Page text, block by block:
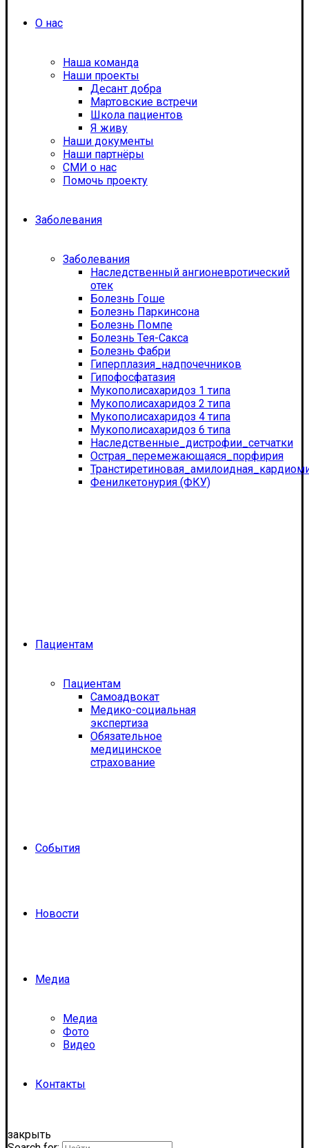
О нас
Наша команда
Наши проекты
Десант добра
Мартовские встречи
Школа пациентов
Я живу
Наши документы
Наши партнёры
СМИ о нас
Помочь проекту
Заболевания
Заболевания
Наследственный ангионевротический
отек
Болезнь Гоше
Болезнь Паркинсона
Болезнь Помпе
Болезнь Тея-Сакса
Болезнь Фабри
Гиперплазия_надпочечников
Гипофосфатазия
Мукополисахаридоз 1 типа
Мукополисахаридоз 2 типа
Мукополисахаридоз 4 типа
Мукополисахаридоз 6 типа
Наследственные_дистрофии_сетчатки
Острая_перемежающаяся_порфирия
Фенилкетонурия (ФКУ)
Пациентам
Пациентам
Самоадвокат
Медико-социальная
экспертиза
Обязательное
медицинское
страхование
События
Новости
Медиа
Медиа
Фото
Видео
Контакты
закрыть